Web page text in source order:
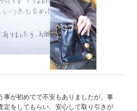
事が初めてで不安もありましたが、事
定をしてもらい、安心して取り引きが